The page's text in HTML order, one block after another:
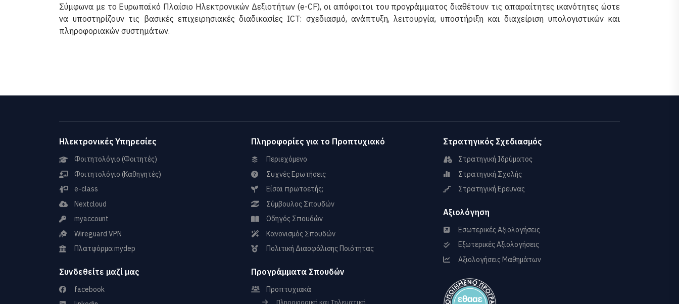
Σύμφωνα με το Ευρωπαϊκό Πλαίσιο Ηλεκτρονικών Δεξιοτήτων (e-CF), οι απόφοιτοι του προγράμματος διαθέτουν τις απαραίτητες ικανότητες ώστε
να υποστηρίζουν τις βασικές επιχειρησιακές διαδικασίες ICT: σχεδιασμό, ανάπτυξη, λειτουργία, υποστήριξη και διαχείριση υπολογιστικών και
πληροφοριακών συστημάτων.
Ηλεκτρονικές Υπηρεσίες
Φοιτητολόγιο (Φοιτητές)
Φοιτητολόγιο (Καθηγητές)
e-class
Nextcloud
myaccount
Wireguard VPN
Πλατφόρμα mydep
Συνδεθείτε μαζί μας
facebook
Πληροφορίες για το Προπτυχιακό
Περιεχόμενο
Συχνές Ερωτήσεις
Είσαι πρωτοετής;
Σύμβουλος Σπουδών
Οδηγός Σπουδών
Κανονισμός Σπουδών
Πολιτική Διασφάλισης Ποιότητας
Προγράμματα Σπουδών
Προπτυχιακά
Πληροφορική και Τηλεματική
Στρατηγικός Σχεδιασμός
Στρατηγική Ιδρύματος
Στρατηγική Σχολής
Στρατηγική Ερευνας
Αξιολόγηση
Εσωτερικές Αξιολογήσεις
Εξωτερικές Αξιολογήσεις
Αξιολογήσεις Μαθημάτων